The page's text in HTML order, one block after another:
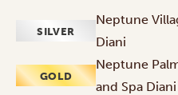
SILVER
Neptune
Diani
GOLD
Neptune
and Spa Diani